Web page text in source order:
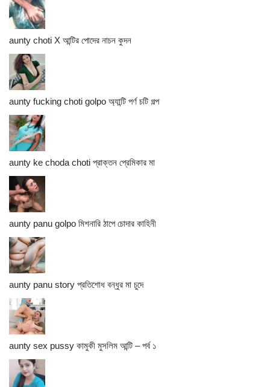
aunty choti X আন্টির পোদের নাচন কুদন
aunty fucking choti golpo অ্যান্টি পর্ণ চটি গল্প
aunty ke choda choti প্রাক্তন প্রেমিকার মা
aunty panu golpo মিশনারি ঠাপে চোদার কাহিনী
aunty panu story প্রতিশোধ বন্ধুর মা চুদে
aunty sex pussy কামুকী মুসলিম আন্টি – পর্ব ১